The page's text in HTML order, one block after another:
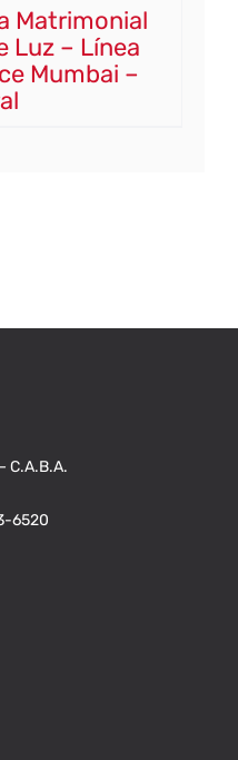
Matrimonial
Luz – Línea
Mumbai –
C.A.B.A.
6520